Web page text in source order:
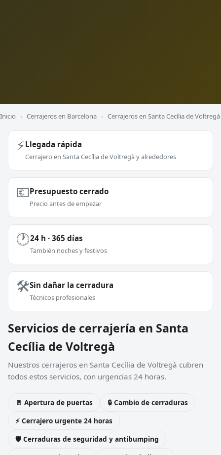
Inicio › Cerrajeros en Barcelona › Cerrajeros en Santa Cecília de Voltregà
⚡Llegada rápida
Cerrajero en Santa Cecília de Voltregà y alrededores
💶Presupuesto cerrado
Precio antes de empezar
🕐24 h · 365 días
También noches y festivos
🛠️Sin dañar la cerradura
Técnicos profesionales
Servicios de cerrajería en Santa
Cecília de Voltregà
Nuestros cerrajeros en Santa Cecília de Voltregà cubren
todos estos servicios, con urgencias 24 horas.
🚪 Apertura de puertas
🔒 Cambio de cerraduras
⚡ Cerrajero urgente 24 horas
🛡️ Cerraduras de seguridad y antibumping